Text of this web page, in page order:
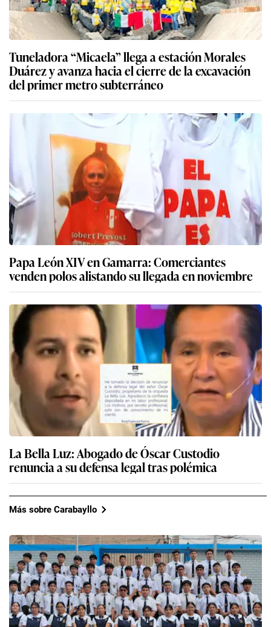
Tuneladora “Micaela” llega a estación Morales
Duárez y avanza hacia el cierre de la excavación
del primer metro subterráneo
Papa León XIV en Gamarra: Comerciantes
venden polos alistando su llegada en noviembre
La Bella Luz: Abogado de Óscar Custodio
renuncia a su defensa legal tras polémica
Más sobre Carabayllo